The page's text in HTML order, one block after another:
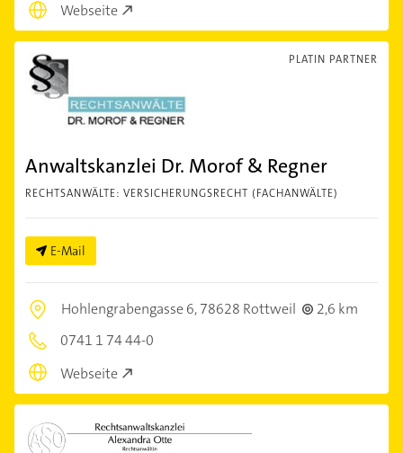
Webseite
PLATIN PARTNER
Anwaltskanzlei Dr. Morof & Regner
RECHTSANWÄLTE: VERSICHERUNGSRECHT (FACHANWÄLTE)
E-Mail
Hohlengrabengasse 6,78628 Rottweil
2,6 km
0741 1 74 44-0
Webseite